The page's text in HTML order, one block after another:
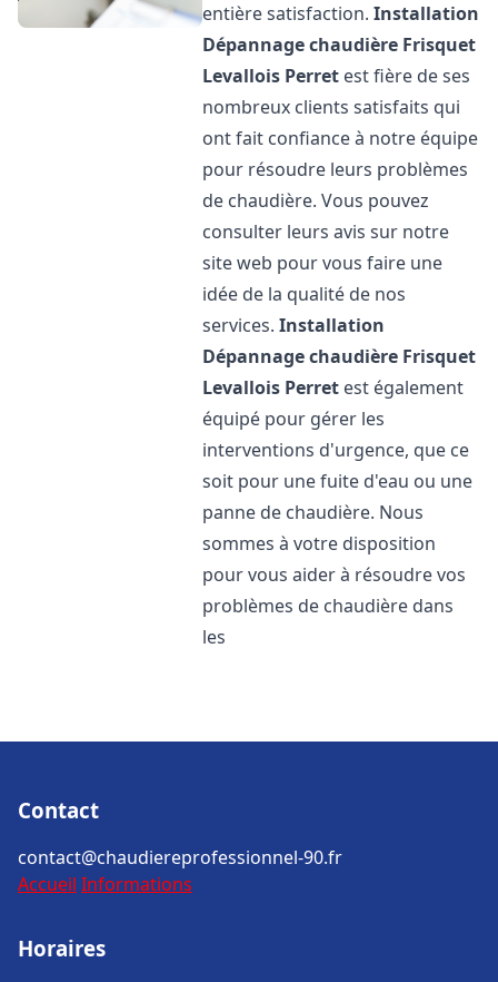
entière satisfaction.Installation
Dépannage chaudière Frisquet
Levallois Perret est fière de ses
nombreux clients satisfaits qui
ont fait confiance à notre équipe
pour résoudre leurs problèmes
de chaudière. Vous pouvez
consulter leurs avis sur notre
site web pour vous faire une
idée de la qualité de nos
services.Installation
Dépannage chaudière Frisquet
Levallois Perret est également
équipé pour gérer les
interventions d'urgence, que ce
soit pour une fuite d'eau ou une
panne de chaudière. Nous
sommes à votre disposition
pour vous aider à résoudre vos
problèmes de chaudière dans
les
Contact
contact@chaudiereprofessionnel-90.fr
Accueil Informations
Horaires